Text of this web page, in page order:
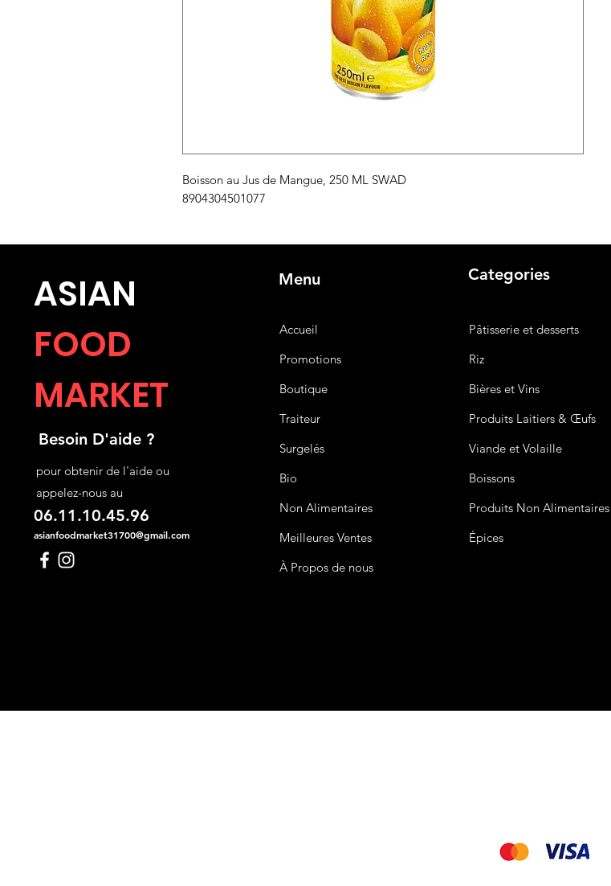
Boisson au Jus de Mangue, 250 ML SWAD
8904304501077
ASIAN
FOOD
MARKET
Besoin D'aide ?
pour obtenir de l'aide ou
appelez-nous au
06.11.10.45.96
asianfoodmarket31700@gmail.com
Menu
Accueil
Promotions
Boutique
Traiteur
Surgelés
Bio
Non Alimentaires
Meilleures Ventes
À Propos de nous
Categories
Pâtisserie et desserts
Riz
Bièreset Vins
Produits Laitiers & Œufs
Viande et Volaille
Boissons
Produits Non Alimentaires
Épices